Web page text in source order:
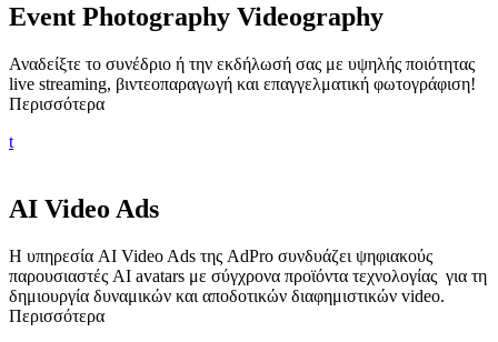
Event Photography Videography
Αναδείξτε το συνέδριο ή την εκδήλωσή σας με υψηλής ποιότητας
live streaming, βιντεοπαραγωγή και επαγγελματική φωτογράφιση!
Περισσότερα
t
AI Video Ads
Η υπηρεσία AI Video Ads της AdPro συνδυάζει ψηφιακούς
παρουσιαστές AI avatars με σύγχρονα προϊόντα τεχνολογίας για τη
δημιουργία δυναμικών και αποδοτικών διαφημιστικών video.
Περισσότερα